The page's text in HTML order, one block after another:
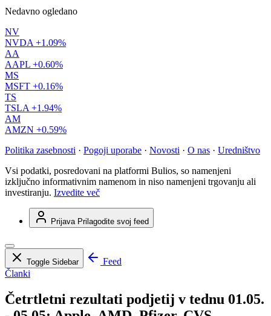
Nedavno ogledano
NV
NVDA +1.09%
AA
AAPL +0.60%
MS
MSFT +0.16%
TS
TSLA +1.94%
AM
AMZN +0.59%
Politika zasebnosti · Pogoji uporabe · Novosti · O nas · Uredništvo
Vsi podatki, posredovani na platformi Bulios, so namenjeni
izključno informativnim namenom in niso namenjeni trgovanju ali
investiranju. Izvedite več
Prijava Prilagodite svoj feed
Toggle Sidebar
Feed
Članki
Četrtletni rezultati podjetij v tednu 01.05.